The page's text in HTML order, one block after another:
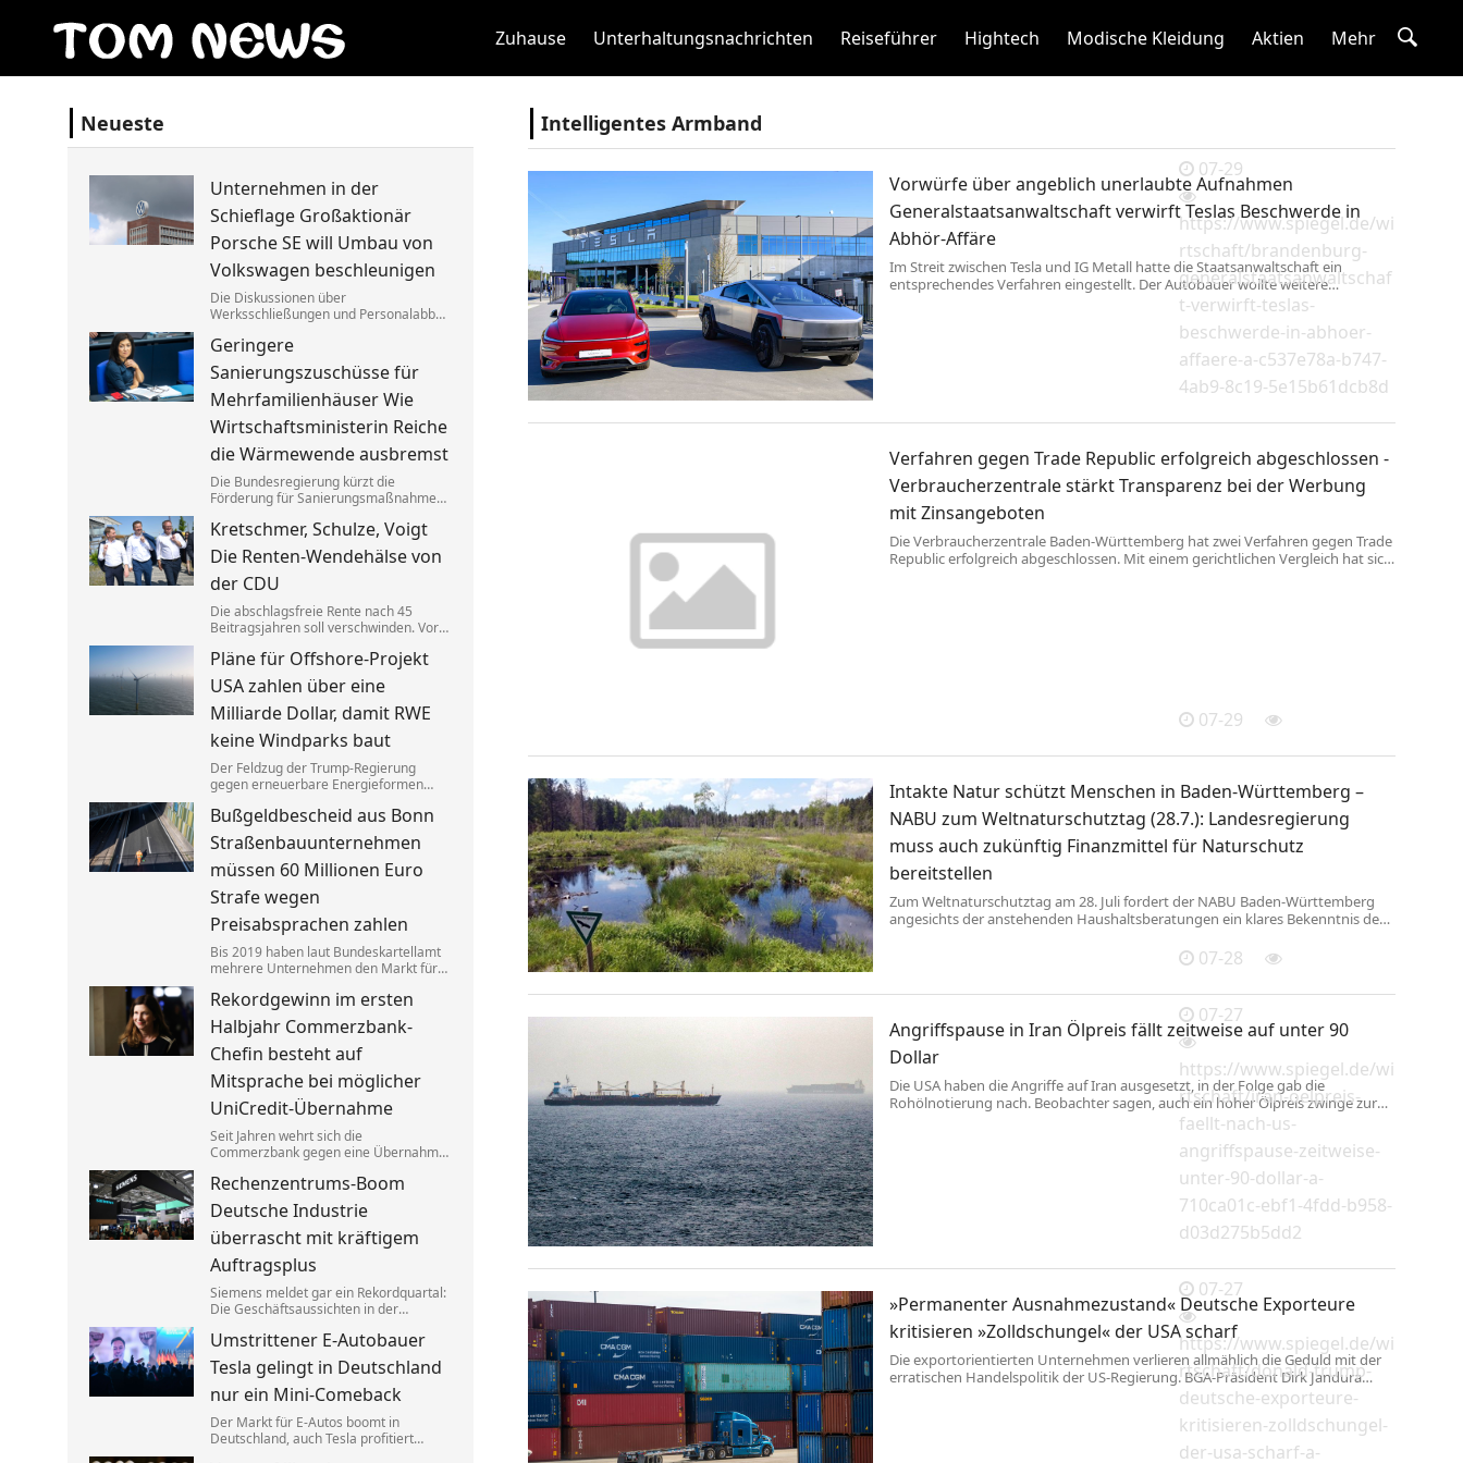
Zuhause Unterhaltungsnachrichten Reiseführer Hightech Modische Kleidung Aktien Mehr
Neueste
Unternehmen in der
Schieflage Großaktionär
Porsche SE will Umbau von
Volkswagen beschleunigen
Die Diskussionen über
Werksschließungen und Personalabbau
Clan zu lange. Die Familie fordert die
Aufgabe von »Denkverboten«.
Geringere
Sanierungszuschüsse für
Mehrfamilienhäuser Wie
Wirtschaftsministerin Reiche
die Wärmewende ausbremst
Die Bundesregierung kürzt die
Förderung für Sanierungsmaßnahmen
Das trifft nicht zuletzt Mieter. Und die
Klimaziele dürften so kaum noch zu
erreichen sein.
Kretschmer, Schulze, Voigt
Die Renten-Wendehälse von
der CDU
Die abschlagsfreie Rente nach 45
Beitragsjahren soll verschwinden. Vor
Dabei vertraten die CDU-
Ministerpräsidenten noch vor Kurzem
das Gegenteil dessen, was sie jetzt
sagen.
Pläne für Offshore-Projekt
USA zahlen über eine
Milliarde Dollar, damit RWE
keine Windparks baut
Der Feldzug der Trump-Regierung
gegen erneuerbare Energieformen
gibt mehrere in den USA geplante
große Windkraftprojekte auf – gegen
eine üppige Entschädigung.
Bußgeldbescheid aus Bonn
Straßenbauunternehmen
müssen 60 Millionen Euro
Strafe wegen
Preisabsprachen zahlen
Bis 2019 haben laut Bundeskartellamt
mehrere Unternehmen den Markt für
aufgeteilt. Um die verbotenen
Absprachen zu verschleiern, wurden
Codewörter verwendet.
Rekordgewinn im ersten
Halbjahr Commerzbank-
Chefin besteht auf
Mitsprache bei möglicher
UniCredit-Übernahme
Seit Jahren wehrt sich die
Commerzbank gegen eine Übernahme
UniCredit. Ein kräftiger Gewinnsprung
sorgt für neues Selbstbewusstsein.
Rechenzentrums-Boom
Deutsche Industrie
überrascht mit kräftigem
Auftragsplus
Siemens meldet gar ein Rekordquartal:
Die Geschäftsaussichten in der
spürbar verbessert. Dahinter stecken
jedoch vor allem Großaufträge, teils
auch aus Übersee.
Umstrittener E-Autobauer
Tesla gelingt in Deutschland
nur ein Mini-Comeback
Der Markt für E-Autos boomt in
Deutschland, auch Tesla profitiert
Intelligentes Armband
Vorwürfe über angeblich unerlaubte Aufnahmen
Generalstaatsanwaltschaft verwirft Teslas Beschwerde in
Abhör-Affäre
Im Streit zwischen Tesla und IG Metall hatte die Staatsanwaltschaft ein
entsprechendes Verfahren eingestellt. Der Autobauer wollte weitere
Ermittlungen erzwingen, blieb aber ohne Erfolg.
07-29
https://www.spiegel.de/wi
rtschaft/brandenburg-
generalstaatsanwaltschaf
t-verwirft-teslas-
beschwerde-in-abhoer-
affaere-a-c537e78a-b747-
4ab9-8c19-5e15b61dcb8d
Verfahren gegen Trade Republic erfolgreich abgeschlossen ­-
Verbraucherzentrale stärkt Transparenz bei der Werbung
mit Zinsangeboten
Die Verbraucherzentrale Baden-Württemberg hat zwei Verfahren gegen Trade
Republic erfolgreich abgeschlossen. Mit einem gerichtlichen Vergleich hat sich
07-29
Intakte Natur schützt Menschen in Baden-Württemberg –
NABU zum Weltnaturschutztag (28.7.): Landesregierung
muss auch zukünftig Finanzmittel für Naturschutz
bereitstellen
Zum Weltnaturschutztag am 28. Juli fordert der NABU Baden-Württemberg
angesichts der anstehenden Haushaltsberatungen ein klares Bekenntnis der
Württembergs Vielfalt gerät durch die Klimakrise enorm unter Druck”, sagt
der NABU-Landesvorsitzende Johannes Enssle. „Wälder, Moore, Flüsse, Wiesen
07-28
Angriffspause in Iran Ölpreis fällt zeitweise auf unter 90
Dollar
Die USA haben die Angriffe auf Iran ausgesetzt, in der Folge gab die
Rohölnotierung nach. Beobachter sagen, auch ein hoher Ölpreis zwinge zur
07-27
https://www.spiegel.de/wi
rtschaft/iran-oelpreis-
faellt-nach-us-
angriffspause-zeitweise-
unter-90-dollar-a-
710ca01c-ebf1-4fdd-b958-
d03d275b5dd2
»Permanenter Ausnahmezustand« Deutsche Exporteure
kritisieren »Zolldschungel« der USA scharf
Die exportorientierten Unternehmen verlieren allmählich die Geduld mit der
erratischen Handelspolitik der US-Regierung. BGA-Präsident Dirk Jandura
07-27
https://www.spiegel.de/wi
rtschaft/donald-trump-
deutsche-exporteure-
kritisieren-zolldschungel-
der-usa-scharf-a-